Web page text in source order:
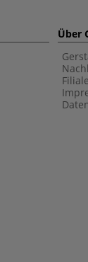
Über